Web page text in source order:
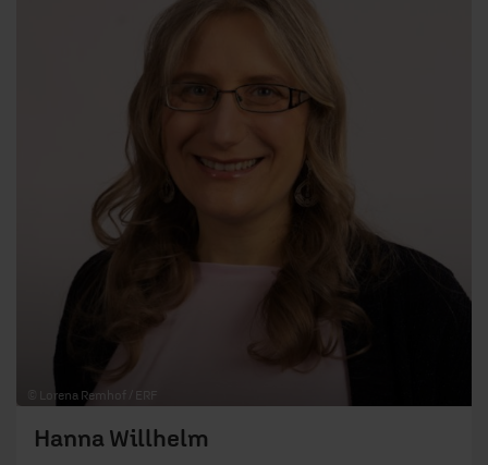
© Lorena Remhof / ERF
Hanna Willhelm